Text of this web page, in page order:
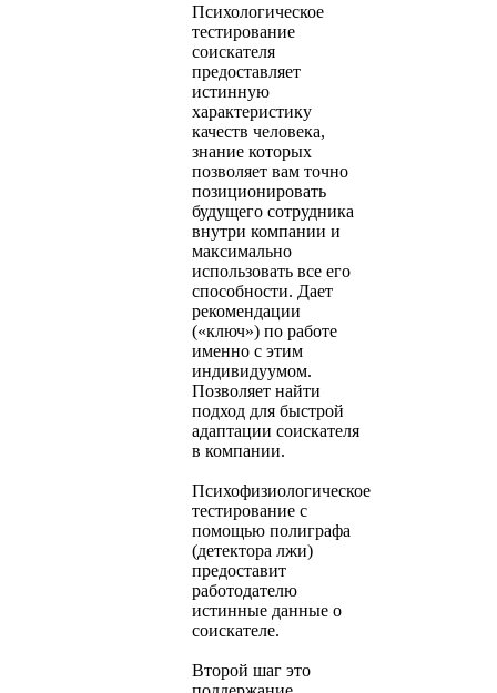
Психологическое
тестирование
соискателя
предоставляет
истинную
характеристику
качеств человека,
знание которых
позволяет вам точно
позиционировать
будущего сотрудника
внутри компании и
максимально
использовать все его
способности. Дает
рекомендации
(«ключ») по работе
именно с этим
индивидуумом.
Позволяет найти
подход для быстрой
адаптации соискателя
в компании.
Психофизиологическое
тестирование с
помощью полиграфа
(детектора лжи)
предоставит
работодателю
истинные данные о
соискателе.
Второй шаг это